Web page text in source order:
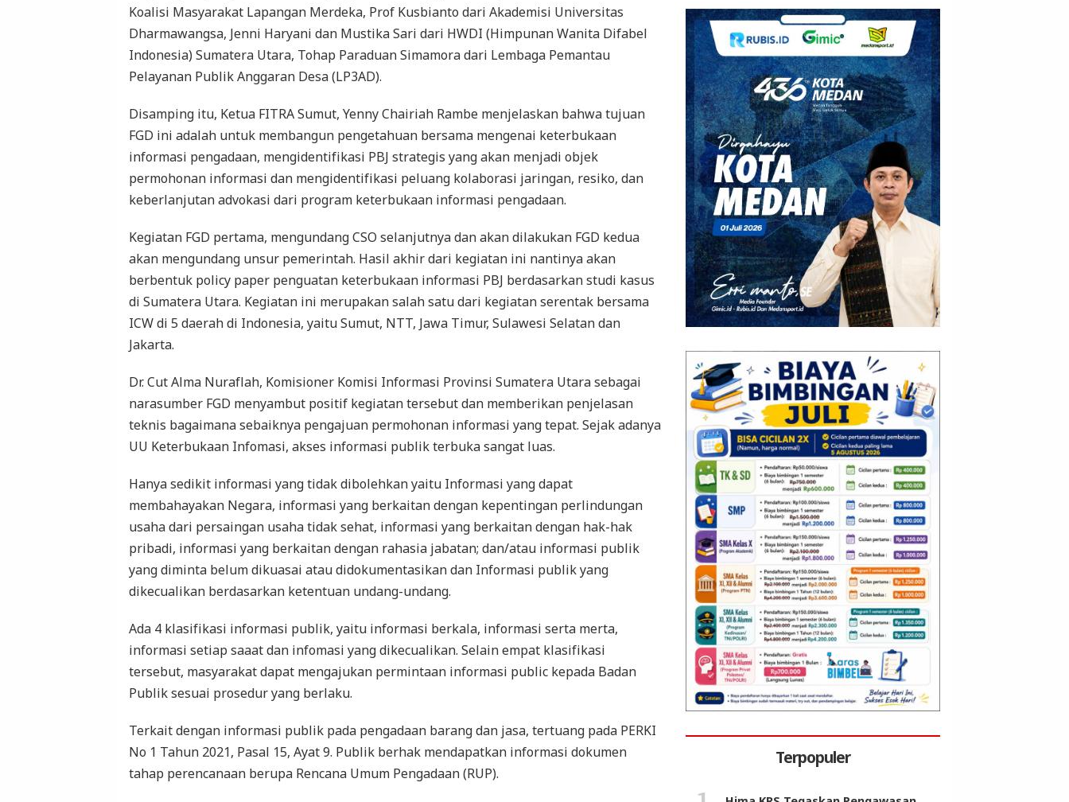
Koalisi Masyarakat Lapangan Merdeka, Prof Kusbianto dari Akademisi Universitas
Dharmawangsa, Jenni Haryani dan Mustika Sari dari HWDI (Himpunan Wanita Difabel
Indonesia) Sumatera Utara, Tohap Paraduan Simamora dari Lembaga Pemantau
Pelayanan Publik Anggaran Desa (LP3AD).
Disamping itu, Ketua FITRA Sumut, Yenny Chairiah Rambe menjelaskan bahwa tujuan
FGD ini adalah untuk membangun pengetahuan bersama mengenai keterbukaan
informasi pengadaan, mengidentifikasi PBJ strategis yang akan menjadi objek
permohonan informasi dan mengidentifikasi peluang kolaborasi jaringan, resiko, dan
keberlanjutan advokasi dari program keterbukaan informasi pengadaan.
Kegiatan FGD pertama, mengundang CSO selanjutnya dan akan dilakukan FGD kedua
akan mengundang unsur pemerintah. Hasil akhir dari kegiatan ini nantinya akan
berbentuk policy paper penguatan keterbukaan informasi PBJ berdasarkan studi kasus
di Sumatera Utara. Kegiatan ini merupakan salah satu dari kegiatan serentak bersama
ICW di 5 daerah di Indonesia, yaitu Sumut, NTT, Jawa Timur, Sulawesi Selatan dan
Jakarta.
Dr. Cut Alma Nuraflah, Komisioner Komisi Informasi Provinsi Sumatera Utara sebagai
narasumber FGD menyambut positif kegiatan tersebut dan memberikan penjelasan
teknis bagaimana sebaiknya pengajuan permohonan informasi yang tepat. Sejak adanya
UU Keterbukaan Infomasi, akses informasi publik terbuka sangat luas.
Hanya sedikit informasi yang tidak dibolehkan yaitu Informasi yang dapat
membahayakan Negara, informasi yang berkaitan dengan kepentingan perlindungan
usaha dari persaingan usaha tidak sehat, informasi yang berkaitan dengan hak-hak
pribadi, informasi yang berkaitan dengan rahasia jabatan; dan/atau informasi publik
yang diminta belum dikuasai atau didokumentasikan dan Informasi publik yang
dikecualikan berdasarkan ketentuan undang-undang.
Ada 4 klasifikasi informasi publik, yaitu informasi berkala, informasi serta merta,
informasi setiap saaat dan infomasi yang dikecualikan. Selain empat klasifikasi
tersebut, masyarakat dapat mengajukan permintaan informasi public kepada Badan
Publik sesuai prosedur yang berlaku.
Terkait dengan informasi publik pada pengadaan barang dan jasa, tertuang pada PERKI
No 1 Tahun 2021, Pasal 15, Ayat 9. Publik berhak mendapatkan informasi dokumen
tahap perencanaan berupa Rencana Umum Pengadaan (RUP).
Terpopuler